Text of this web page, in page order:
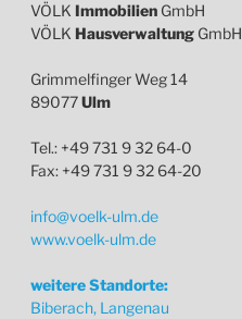
VÖLK Immobilien GmbH
VÖLK Hausverwaltung GmbH
Grimmelfinger Weg 14
89077Ulm
Tel.: +49 731 9 32 64-0
Fax: +49 731 9 32 64-20
info@voelk-ulm.de
www.voelk-ulm.de
weitere Standorte:
Biberach, Langenau